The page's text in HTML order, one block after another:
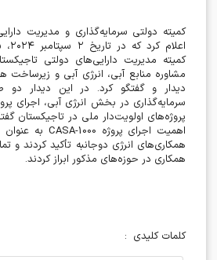
کمیته دولتی سرمایه‌گذاری و مدیریت
اعلام کرد که در تاریخ ۲ سپتامبر ۲۰۲۴،
کمیته مدیریت دارایی‌های دولتی
مشاوره منابع آبی، انرژی آبی و زیرساخت
دیدار و گفتگو کرد. در این دیدار دو
سرمایه‌گذاری در بخش انرژی آبی، اجرای
پروژه‌های اولویت‌دار ملی در تاجیکستان
اهمیت اجرای پروژه CASA-1000 به
همکاری‌های انرژی دوجانبه تأکید کردند و
همکاری در حوزه‌های مذکور ابراز کردند.
کلمات کلیدی :